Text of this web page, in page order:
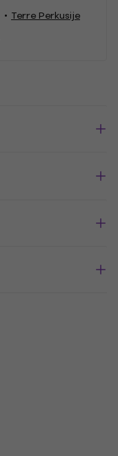
Terre Perkusije